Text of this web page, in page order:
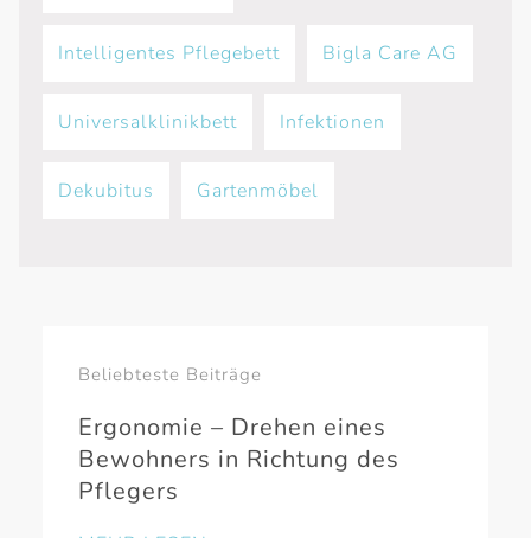
Intelligentes Pflegebett Bigla Care AG
Universalklinikbett Infektionen
Dekubitus Gartenmöbel
Beliebteste Beiträge
Ergonomie – Drehen eines
Bewohners in Richtung des
Pflegers